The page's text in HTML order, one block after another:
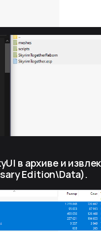
в архиве и
Edition\Data).